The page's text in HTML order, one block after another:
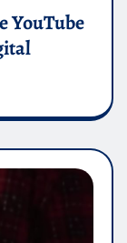
YouTube